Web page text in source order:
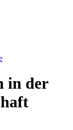
in der